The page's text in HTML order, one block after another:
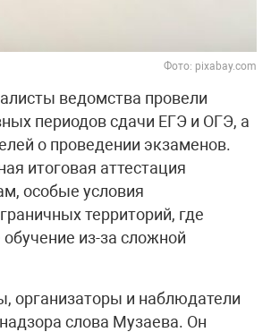
Фото: pixabay.com
ведомства провели
периодов сдачи ЕГЭ и ОГЭ, а
о проведении экзаменов.
итоговая аттестация
особые условия
территорий, где
из-за сложной
организаторы и наблюдатели
слова Музаева. Он